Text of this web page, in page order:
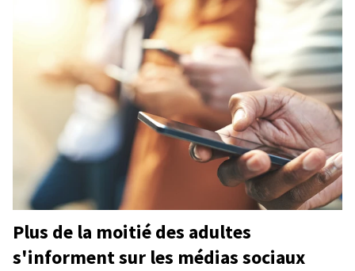
Plus de la moitié des adultes
s'informent sur les médias sociaux